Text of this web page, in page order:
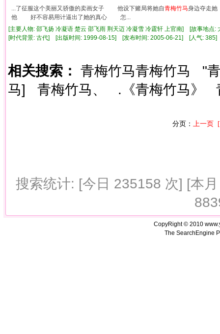
...了征服这个美丽又骄傲的卖画女子 他设下赌局将她自青梅竹马身边夺走
他 好不容易用计逼出了她的真心 怎...
[主要人物: 邵飞扬 冷凝语 楚云 邵飞雨 荆天迈 冷凝雪 冷霆轩 上官南] [故事地
[时代背景: 古代] [出版时间: 1999-08-15] [发布时间: 2005-06-21] [人气:
相关搜索： 青梅竹马青梅竹马
"
马]
青梅竹马、 .《青梅竹马》
分页： 上一页
搜索统计: [今日 235158 次] [本
CopyRight © 2010
The SearchEngine